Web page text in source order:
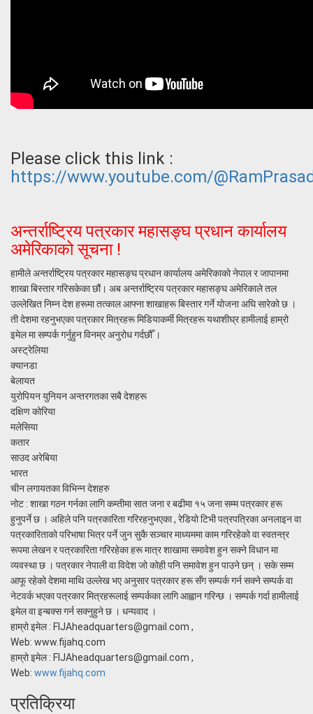
Please click this link :
https://www.youtube.com/
अन्तर्राष्ट्रिय पत्रकार महासङ्घ प्रधान कार्यालय
अमेरिकाको सूचना !
हामीले अन्तर्राष्ट्रिय पत्रकार महासङ्घ प्रधान कार्यालय अमेरिकाको नेपाल र जापानमा
शाखा बिस्तार गरिसकेका छौं। अब अन्तर्राष्ट्रिय पत्रकार महासङ्घ अमेरिकाले तल
उल्लेखित निम्न देश हरूमा तत्काल आफ्ना शाखाहरू बिस्तार गर्ने योजना अघि सारेको छ ।
ती देशमा रहनुभएका पत्रकार मित्रहरू मिडियाकर्मी मित्रहरू यथाशीघ्र हामीलाई हाम्रो
इमेल मा सम्पर्क गर्नुहुन विनम्र अनुरोध गर्दछौँ ।
अस्ट्रेलिया
क्यानडा
बेलायत
युरोपियन युनियन अन्तरगतका सबै देशहरू
दक्षिण कोरिया
मलेसिया
कतार
साउद अरेबिया
भारत
चीन लगायतका विभिन्न देशहरु
नोट : शाखा गठन गर्नका लागि कम्तीमा सात जना र बढीमा १५ जना सम्म पत्रकार हरू
हुनुपर्ने छ । अहिले पनि पत्रकारिता गरिरहनुभएका , रेडियो टिभी पत्रपत्रिका अनलाइन वा
पत्रकारिताको परिभाषा भित्र पर्ने जुन सुकै सञ्चार माध्यममा काम गरिरहेको वा स्वतन्त्र
रूपमा लेखन र पत्रकारिता गरिरहेका हरू मात्र शाखामा समावेश हुन सक्ने विधान मा
व्यवस्था छ । पत्रकार नेपाली वा विदेश जो कोही पनि समावेश हुन पाउने छन् । सके सम्म
आफू रहेको देशमा माथि उल्लेख भए अनुसार पत्रकार हरू सँग सम्पर्क गर्न सक्ने सम्पर्क वा
नेटवर्क भएका पत्रकार मित्रहरूलाई सम्पर्कका लागि आह्वान गरिन्छ । सम्पर्क गर्दा हामीलाई
इमेल वा इन्बक्स गर्न सक्नुहुने छ । धन्यवाद ।
हाम्रो इमेल : FIJAheadquarters@gmail.com ,
Web: www.fijahq.com
हाम्रो इमेल : FIJAheadquarters@gmail.com ,
Web: www.fijahq.com
प्रतिक्रिया